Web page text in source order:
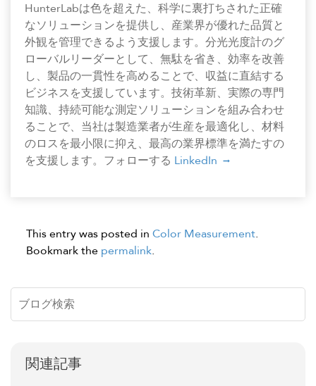
HunterLabは色を超えた、科学に裏打ちされた正確
なソリューションを提供し、産業界が優れた品質と
外観を管理できるよう支援します。分光光度計のグ
ローバルリーダーとして、無駄を省き、効率を改善
し、製品の一貫性を高めることで、収益に直結する
ビジネスを支援しています。技術革新、実際の専門
知識、持続可能な測定ソリューションを組み合わせ
ることで、当社は製造業者が生産を最適化し、材料
のロスを最小限に抑え、最高の業界標準を満たすの
を支援します。フォローする LinkedIn
This entry was posted in Color Measurement.
Bookmark the permalink.
関連記事